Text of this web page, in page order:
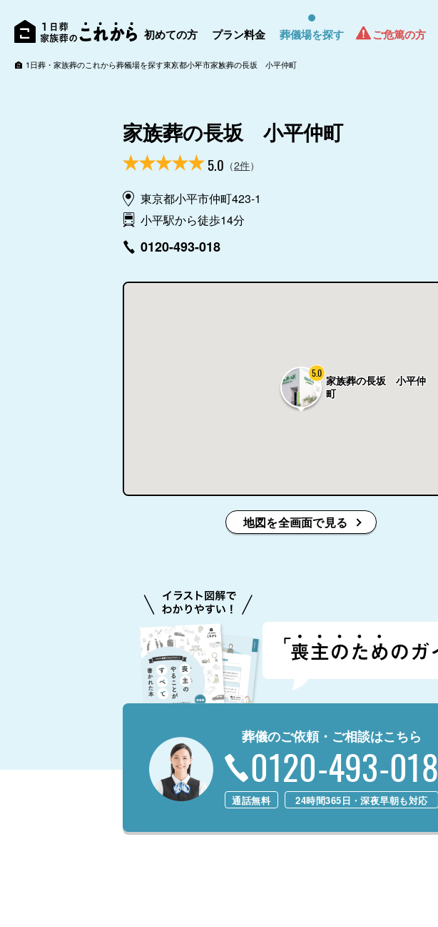
初めての方 プラン料金 葬儀場を探す ご危篤の方
1日葬・家族葬のこれから葬儀場を探す東京都小平市家族葬の長坂 小平仲町
家族葬の長坂 小平仲町
5.0 （2件）
東京都小平市仲町423-1
小平駅から徒歩14分
0120-493-018
家族葬の長坂 小平仲
町
5.0
地図を全画面で見る
葬儀のご依頼・ご相談はこちら
0120-493-018
通話無料 24時間365日・深夜早朝も対応